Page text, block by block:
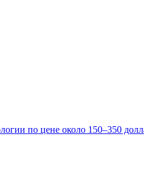
по цене около 150–350